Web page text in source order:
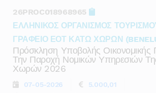
26PROC018968965
ΕΛΛΗΝΙΚΟΣ ΟΡΓΑΝΙΣΜΟΣ
ΓΡΑΦΕΙΟ ΕΟΤ ΚΑΤΩ ΧΩΡΩΝ
Πρόσκληση Υποβολής Οικονομικής
Την Παροχή Νομικών Υπηρεσιών
Χωρών 2026
07-05-2026
5.000,01